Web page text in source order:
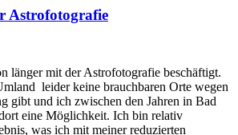
Astrofotografie
länger mit der Astrofotografie beschäftigt.
leider keine brauchbaren Orte wegen
gibt und ich zwischen den Jahren in Bad
eine Möglichkeit. Ich bin relativ
was ich mit meiner reduzierten